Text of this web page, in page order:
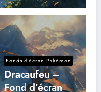
Fonds d’écran Pokémon
Dracaufeu –
Fond d’écran